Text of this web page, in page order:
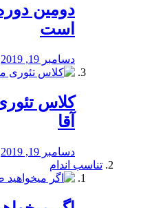
دومین
است
دسامبر 19, 2019
آقا
دسامبر 19, 2019
تناسب اندام